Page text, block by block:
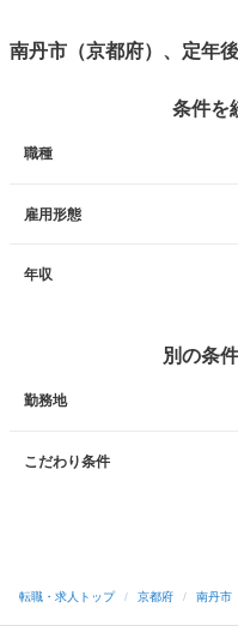
南丹市（京都府）、定年
条件を
職種
雇用形態
年収
別の条
勤務地
こだわり条件
転職・求人トップ / 京都府 / 南丹市